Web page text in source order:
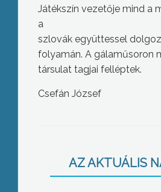
Játékszín vezetője mind a
a
szlovák együttessel
folyamán. A gálaműsoron
társulat tagjai felléptek.
Csefán József
AZ AKTUÁLIS